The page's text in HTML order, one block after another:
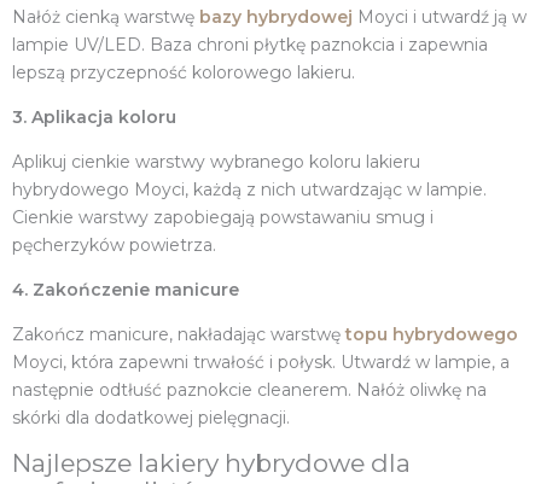
Nałóż cienką warstwę bazy hybrydowej Moyci i utwardź ją w
lampie UV/LED. Baza chroni płytkę paznokcia i zapewnia
lepszą przyczepność kolorowego lakieru.
3. Aplikacja koloru
Aplikuj cienkie warstwy wybranego koloru lakieru
hybrydowego Moyci, każdą z nich utwardzając w lampie.
Cienkie warstwy zapobiegają powstawaniu smug i
pęcherzyków powietrza.
4. Zakończenie manicure
Zakończ manicure, nakładając warstwętopu hybrydowego
Moyci, która zapewni trwałość i połysk. Utwardź w lampie, a
następnie odtłuść paznokcie cleanerem. Nałóż oliwkę na
skórki dla dodatkowej pielęgnacji.
Najlepsze lakiery hybrydowe dla